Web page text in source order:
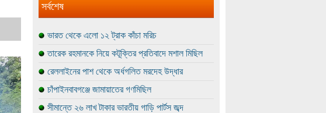
সর্বশেষ
ভারত থেকে এলো ১২ ট্রাক কাঁচা মরিচ
তারেক রহমানকে নিয়ে কটূক্তির প্রতিবাদে মশাল মিছিল
রেললাইনের পাশ থেকে অর্ধগলিত মরদেহ উদ্ধার
চাঁপাইনবাবগঞ্জে জামায়াতের গণমিছিল
সীমান্তে ২৬ লাখ টাকার ভারতীয় গাড়ি পার্টস জব্দ